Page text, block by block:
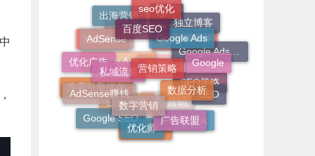
Wordpress
GA4
Google分析
个人IP
Google Analytics
社交媒体
出海营销
seo优化
独立博客
Google Adsense
SEO策略
内容营销
ChatGPT
搜索引擎优化
优化广告
AdSense
百度SEO
Google Ads
Google
SEO
Facebook
目标受众
Google SEO
AdSense赚钱
私域流量
营销策略
数据分析
广告联盟
优化师
数字营销